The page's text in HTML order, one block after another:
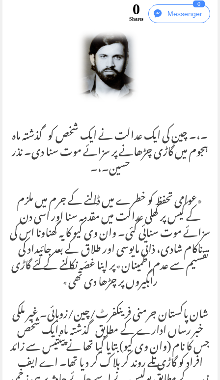
Messenger
0
0
Shares
۔،۔ چین کی ایک عدالت نے ایک شخص کو گذشتہ ماہ
ہجوم میں گاڑی چڑھانے پر سزائے موت سنا دی۔ نذر
حسین۔،۔
٭عوامی تحفظ کو خطرے میں ڈالنے کے جرم میں ملزم
کے کیس پر کھلی عدالت میں مقدمہ سنا اور اسی دن
سزائے موت سنائی گئی۔ وان وی کیو کا یہ گھناونا اس کی
ناکام شادی، ذاتی مایوسی اور طلاق کے بعد جائیداد کی
تقسیم سے عدم اطمینان٭پر اپنا غصّہ نکالنے کے لئے گاڑی
راہگیروں پر چڑھا دی تھی٭
شان پاکستان جرمنی فرینکفرٹ/چین/زوہائی۔ غیر ملکی
خبر رساں ادارے کے مطابق گذشتہ ماہ ایک شخص
جس کا نام (وان وی کیو) بتایا گیا تھا نے پینتیس سے زائد
افراد کو گاڑی تلے روند کر ہلاک کر دیا تھا۔ اے ایف